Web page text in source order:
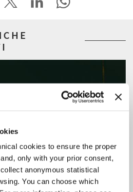
cookies to ensure the proper
only with your prior consent,
anonymous statistical
You can choose which